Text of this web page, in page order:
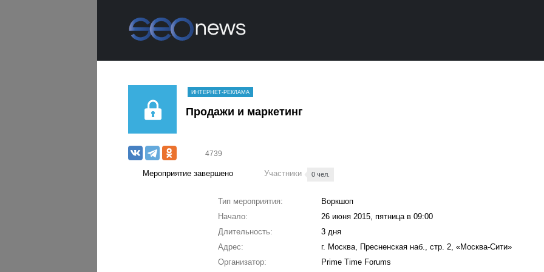
ИНТЕРНЕТ-РЕКЛАМА
Продажи и маркетинг
4739
Мероприятие завершено Участники 0 чел.
Тип мероприятия:
Воркшоп
Начало:
26 июня 2015, пятница в 09:00
Длительность:
3 дня
Адрес:
г. Москва, Пресненская наб., стр. 2, «Москва-Сити»
Организатор:
Prime Time Forums